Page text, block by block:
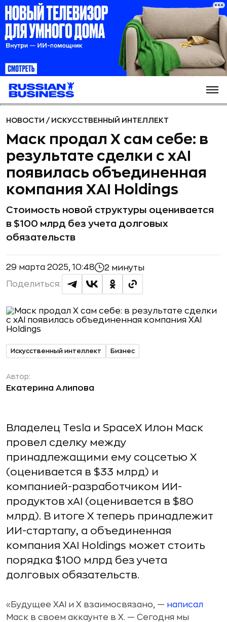
НОВОСТИ / ИСКУССТВЕННЫЙ ИНТЕЛЛЕКТ
Маск продал X сам себе: в
результате сделки с xAI
появилась объединенная
компания XAI Holdings
Стоимость новой структуры оценивается
в $100 млрд без учета долговых
обязательств
29 марта 2025, 10:48 2 минуты
Поделиться:
Искусственный интеллект Бизнес
Автор:
Екатерина Алипова
Владелец Tesla и SpaceX Илон Маск
провел сделку между
принадлежащими ему соцсетью Х
(оценивается в $33 млрд) и
компанией-разработчиком ИИ-
продуктов xAI (оценивается в $80
млрд). В итоге Х теперь принадлежит
ИИ-стартапу, а объединенная
компания XAI Holdings может стоить
порядка $100 млрд без учета
долговых обязательств.
«Будущее XAI и X взаимосвязано, — написал
Маск в своем аккаунте в Х. — Сегодня мы